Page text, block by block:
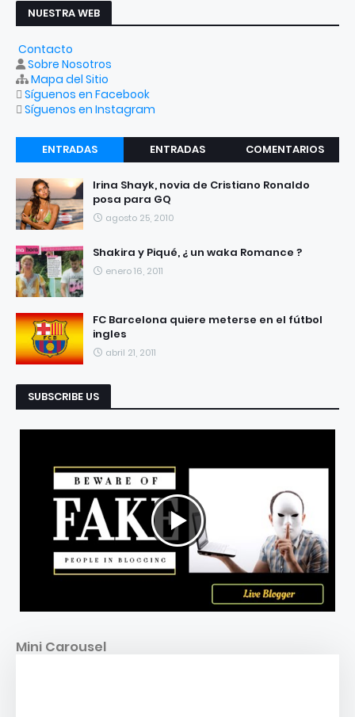
NUESTRA WEB
Contacto
Sobre Nosotros
Mapa del Sitio
Síguenos en Facebook
Síguenos en Instagram
ENTRADAS
RECIENTES
ENTRADAS
COMENTARIOS
Irina Shayk, novia de Cristiano Ronaldo
posa para GQ
agosto 25, 2010
Shakira y Piqué, ¿ un waka Romance ?
enero 16, 2011
FC Barcelona quiere meterse en el fútbol
ingles
abril 21, 2011
SUBSCRIBE US
Mini Carousel